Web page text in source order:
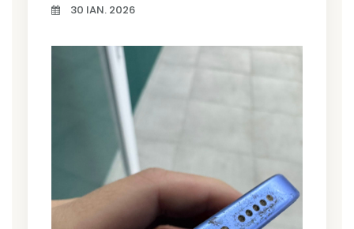
30 IAN. 2026